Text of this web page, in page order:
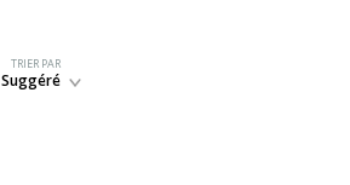
TRIER PAR
Suggéré